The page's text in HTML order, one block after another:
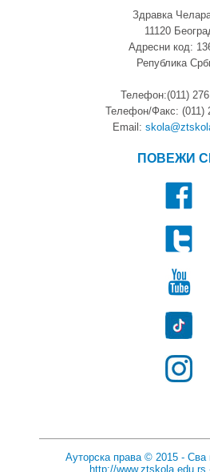
Здравка
11120
Адресни код:
Република
Телефон:(011)
Телефон/Факс: (011)
Email:
ПОВЕЖИ
Ауторска права © 2015 - Сва
http://www.ztskola.edu.rs